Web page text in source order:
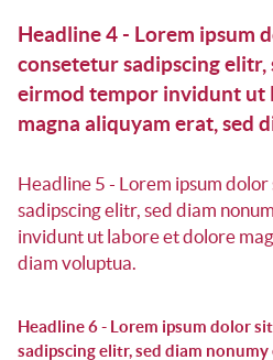
Headline 4 - Lorem ipsum
consetetur sadipscing elitr,
eirmod tempor invidunt ut
magna aliquyam erat, sed
Headline 5 - Lorem ipsum
sadipscing elitr, sed diam
invidunt ut labore et dolore
diam voluptua.
Headline 6 - Lorem ipsum dolor
sadipscing elitr, sed diam